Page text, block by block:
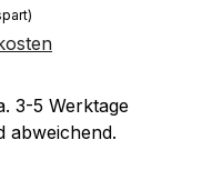
3-5 Werktage
abweichend.